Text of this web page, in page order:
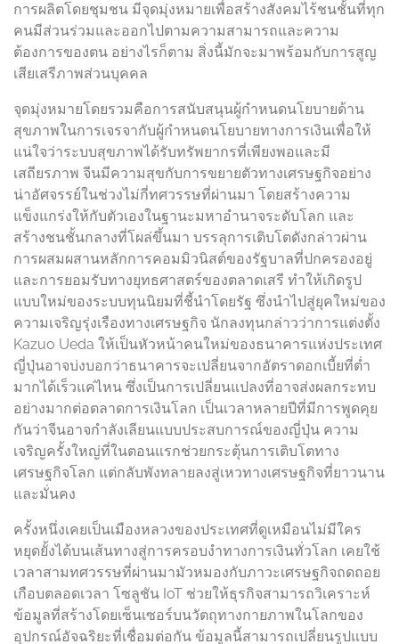
การผลิตโดยชุมชน มีจุดมุ่งหมายเพื่อสร้างสังคมไร้ชนชั้นที่ทุก
คนมีส่วนร่วมและออกไปตามความสามารถและความ
ต้องการของตน อย่างไรก็ตาม สิ่งนี้มักจะมาพร้อมกับการสูญ
เสียเสรีภาพส่วนบุคคล
จุดมุ่งหมายโดยรวมคือการสนับสนุนผู้กำหนดนโยบายด้าน
สุขภาพในการเจรจากับผู้กำหนดนโยบายทางการเงินเพื่อให้
แน่ใจว่าระบบสุขภาพได้รับทรัพยากรที่เพียงพอและมี
เสถียรภาพ จีนมีความสุขกับการขยายตัวทางเศรษฐกิจอย่าง
น่าอัศจรรย์ในช่วงไม่กี่ทศวรรษที่ผ่านมา โดยสร้างความ
แข็งแกร่งให้กับตัวเองในฐานะมหาอำนาจระดับโลก และ
สร้างชนชั้นกลางที่โผล่ขึ้นมา บรรลุการเติบโตดังกล่าวผ่าน
การผสมผสานหลักการคอมมิวนิสต์ของรัฐบาลที่ปกครองอยู่
และการยอมรับทางยุทธศาสตร์ของตลาดเสรี ทำให้เกิดรูป
แบบใหม่ของระบบทุนนิยมที่ชี้นำโดยรัฐ ซึ่งนำไปสู่ยุคใหม่ของ
ความเจริญรุ่งเรืองทางเศรษฐกิจ นักลงทุนกล่าวว่าการแต่งตั้ง
Kazuo Ueda ให้เป็นหัวหน้าคนใหม่ของธนาคารแห่งประเทศ
ญี่ปุ่นอาจบ่งบอกว่าธนาคารจะเปลี่ยนจากอัตราดอกเบี้ยที่ต่ำ
มากได้เร็วแค่ไหน ซึ่งเป็นการเปลี่ยนแปลงที่อาจส่งผลกระทบ
อย่างมากต่อตลาดการเงินโลก เป็นเวลาหลายปีที่มีการพูดคุย
กันว่าจีนอาจกำลังเลียนแบบประสบการณ์ของญี่ปุ่น ความ
เจริญครั้งใหญ่ที่ในตอนแรกช่วยกระตุ้นการเติบโตทาง
เศรษฐกิจโลก แต่กลับพังทลายลงสู่เหวทางเศรษฐกิจที่ยาวนาน
และมั่นคง
ครั้งหนึ่งเคยเป็นเมืองหลวงของประเทศที่ดูเหมือนไม่มีใคร
หยุดยั้งได้บนเส้นทางสู่การครอบงำทางการเงินทั่วโลก เคยใช้
เวลาสามทศวรรษที่ผ่านมามัวหมองกับภาวะเศรษฐกิจถดถอย
เกือบตลอดเวลา โซลูชัน IoT ช่วยให้ธุรกิจสามารถวิเคราะห์
ข้อมูลที่สร้างโดยเซ็นเซอร์บนวัตถุทางกายภาพในโลกของ
อุปกรณ์อัจฉริยะที่เชื่อมต่อกัน ข้อมูลนี้สามารถเปลี่ยนรูปแบบ